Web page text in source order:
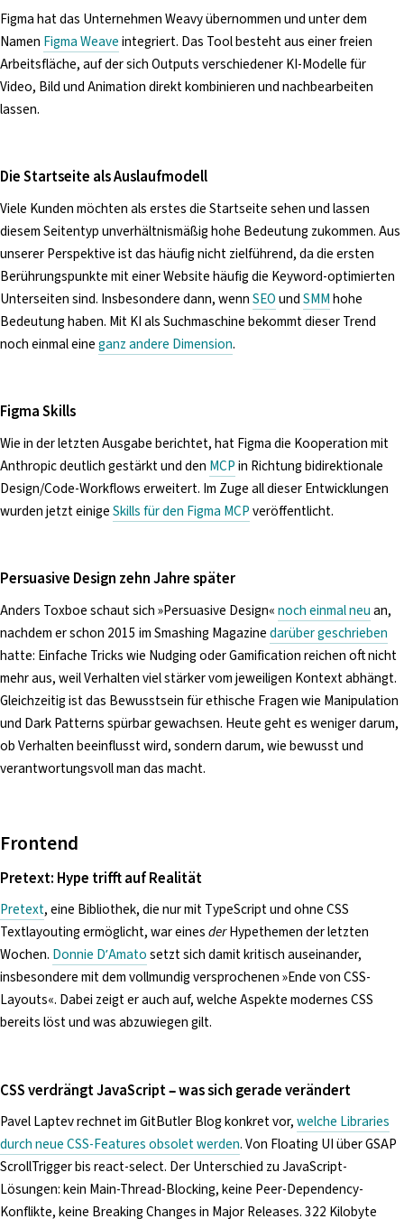
Figma hat das Unternehmen Weavy übernommen und unter dem
Namen Figma Weaveintegriert. Das Tool besteht aus einer freien
Arbeitsfläche, auf der sich Outputs verschiedener KI-Modelle für
Video, Bild und Animation direkt kombinieren und nachbearbeiten
lassen.
Die Startseite als Auslaufmodell
Viele Kunden möchten als erstes die Startseite sehen und lassen
diesem Seitentyp unverhältnismäßig hohe Bedeutung zukommen. Aus
unserer Perspektive ist das häufig nicht zielführend, da die ersten
Berührungspunkte mit einer Website häufig die Keyword-optimierten
Unterseiten sind. Insbesondere dann, wennSEOundSMMhohe
Bedeutung haben. Mit KI als Suchmaschine bekommt dieser Trend
noch einmal eineganz andere Dimension.
Figma Skills
Wie in der letzten Ausgabe berichtet, hat Figma die Kooperation mit
Anthropic deutlich gestärkt und den MCPin Richtung bidirektionale
Design/Code-Workflows erweitert. Im Zuge all dieser Entwicklungen
wurden jetzt einigeSkills für den Figma MCPveröffentlicht.
Persuasive Design zehn Jahre später
Anders Toxboe schaut sich »Persuasive Design«noch einmal neuan,
nachdem er schon 2015 im Smashing Magazinedarüber geschrieben
hatte: Einfache Tricks wie Nudging oder Gamification reichen oft nicht
mehr aus, weil Verhalten viel stärker vom jeweiligen Kontext abhängt.
Gleichzeitig ist das Bewusstsein für ethische Fragen wie Manipulation
und Dark Patterns spürbar gewachsen. Heute geht es weniger darum,
ob Verhalten beeinflusst wird, sondern darum, wie bewusst und
verantwortungsvoll man das macht.
Frontend
Pretext: Hype trifft auf Realität
Pretext, eine Bibliothek, die nur mit TypeScript und ohne CSS
Textlayouting ermöglicht, war einesderHypethemen der letzten
Wochen. Donnie D’Amatosetzt sich damit kritisch auseinander,
insbesondere mit dem vollmundig versprochenen »Ende von CSS-
Layouts«. Dabei zeigt er auch auf, welche Aspekte modernes CSS
bereits löst und was abzuwiegen gilt.
CSS verdrängt JavaScript – was sich gerade verändert
Pavel Laptev rechnet im GitButler Blog konkret vor,welche Libraries
durch neue CSS-Features obsolet werden. Von Floating UI über GSAP
ScrollTrigger bis react-select. Der Unterschied zu JavaScript-
Lösungen: kein Main-Thread-Blocking, keine Peer-Dependency-
Konflikte, keine Breaking Changes in Major Releases. 322 Kilobyte